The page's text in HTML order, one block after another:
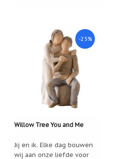
-25%
Willow Tree You and Me
Jij en ik. Elke dag bouwen
wij aan onze liefde voor